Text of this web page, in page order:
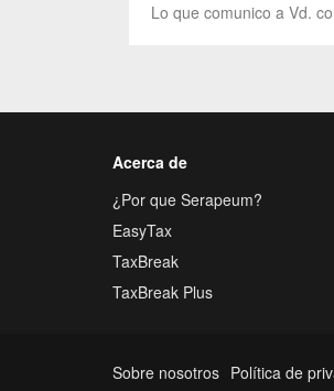
Lo que comunico a Vd.
Acerca de
¿Por que Serapeum?
EasyTax
TaxBreak
TaxBreak Plus
Sobre nosotros Política de